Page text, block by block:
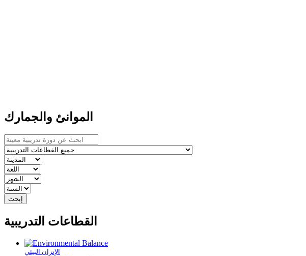
الموانئ والجمارك
القطاعات التدريبية
الإتزان البيئي